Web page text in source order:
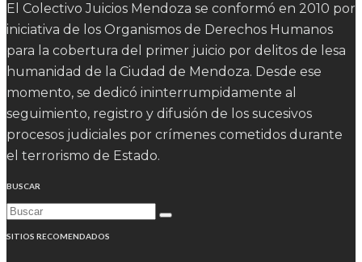
El Colectivo Juicios Mendoza se conformó en 2010 por
iniciativa de los Organismos de Derechos Humanos
para la cobertura del primer juicio por delitos de lesa
humanidad de la Ciudad de Mendoza. Desde ese
momento, se dedicó ininterrumpidamente al
seguimiento, registro y difusión de los sucesivos
procesos judiciales por crímenes cometidos durante
el terrorismo de Estado.
BUSCAR
SITIOS RECOMENDADOS